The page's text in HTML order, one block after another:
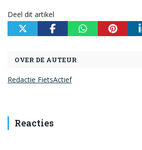
Deel dit artikel
OVER DE AUTEUR
Redactie FietsActief
Reacties